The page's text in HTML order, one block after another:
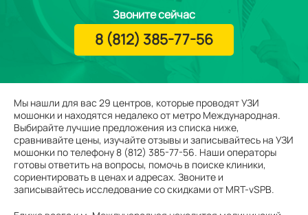
Мы нашли для вас 29 центров, которые проводят УЗИ
мошонки и находятся недалеко от метро Международная.
Выбирайте лучшие предложения из списка ниже,
сравнивайте цены, изучайте отзывы и записывайтесь на УЗИ
мошонки по телефону 8 (812) 385-77-56. Наши операторы
готовы ответить на вопросы, помочь в поиске клиники,
сориентировать в ценах и адресах. Звоните и
записывайтесь исследование со скидками от MRT-vSPB.
Звоните сейчас
8 (812) 385-77-56